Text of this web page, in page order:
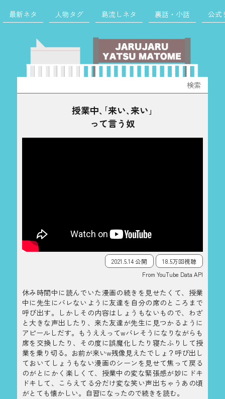
最新ネタ 人物タグ 島流しネタ 裏話・小話 公式
索:
授業中､｢来い､来い｣
って言う奴
2021.5.14 公開
18.5万回視聴
From YouTube Data API
休み時間中に読んでいた漫画の続きを見せたくて、授業
中に先生にバレないように友達を自分の席のところまで
呼び出す。しかしその内容はしょうもないもので、わざ
と大きな声出したり、来た友達が先生に見つかるように
アピールしだす。もうええってwバレそうになりながらも
席を交換したり、その度に誤魔化したり寝たふりして授
業を乗り切る。お前が来いw残像見えたでしょ？呼び出し
ておいてしょうもない漫画のシーンを見せて焦って戻る
のがとにかく楽しくて、授業中の変な緊張感が妙にドキ
ドキして、こらえてる分だけ変な笑い声出ちゃうあの頃
がとても懐かしい。自習になったので続きを読む。